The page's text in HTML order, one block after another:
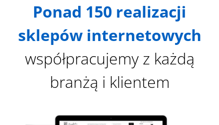
Ponad 150 realizacji
sklepów internetowych
współpracujemy z każdą
branżą i klientem